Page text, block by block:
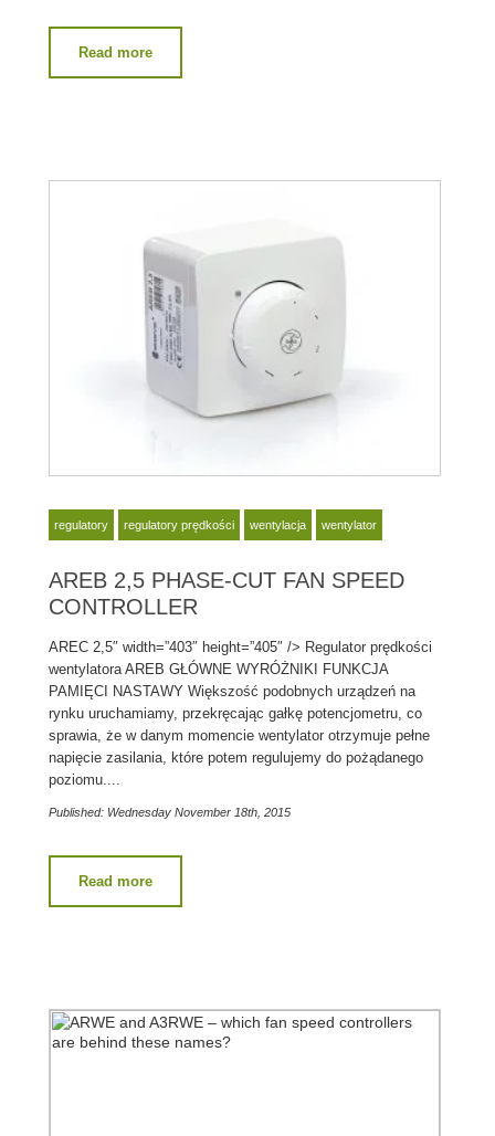
Read more
regulatory regulatory prędkości wentylacja wentylator
AREB 2,5 PHASE-CUT FAN SPEED
CONTROLLER
AREC 2,5″ width=”403″ height=”405″ /> Regulator prędkości
wentylatora AREB GŁÓWNE WYRÓŻNIKI FUNKCJA
PAMIĘCI NASTAWY Większość podobnych urządzeń na
rynku uruchamiamy, przekręcając gałkę potencjometru, co
sprawia, że w danym momencie wentylator otrzymuje pełne
napięcie zasilania, które potem regulujemy do pożądanego
poziomu....
Published: Wednesday November 18th, 2015
Read more